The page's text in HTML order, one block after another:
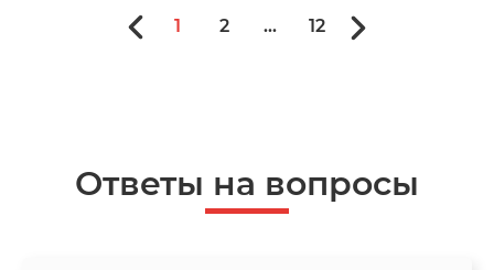
1 2 ... 12
Ответы на вопросы